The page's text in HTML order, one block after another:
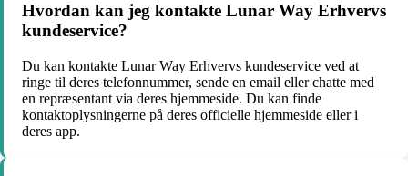
Hvordan kan jeg kontakte Lunar Way Erhvervs
kundeservice?
Du kan kontakte Lunar Way Erhvervs kundeservice ved at
ringe til deres telefonnummer, sende en email eller chatte med
en repræsentant via deres hjemmeside. Du kan finde
kontaktoplysningerne på deres officielle hjemmeside eller i
deres app.